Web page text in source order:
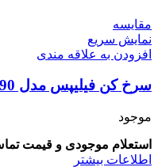
مقايسه
نمایش سریع
افزودن به علاقه مندی
سرخ کن فیلیپس مدل 90/HD9880
موجود
استعلام موجودی و قیمت
اطلاعات بیشتر